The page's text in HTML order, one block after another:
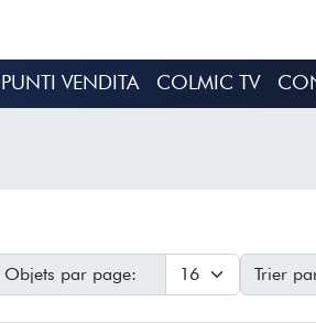
PUNTI VENDITA COLMIC TV
Objets par page: Trier